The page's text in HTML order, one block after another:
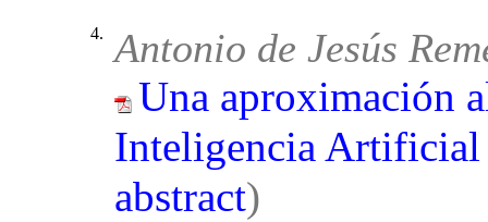
4. Antonio de Jesús
Una aproximación
Inteligencia
abstract)